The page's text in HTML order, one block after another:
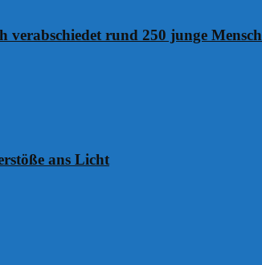
rund 250 junge
ans Licht